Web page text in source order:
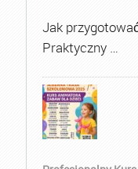
Jak
Praktyczny …